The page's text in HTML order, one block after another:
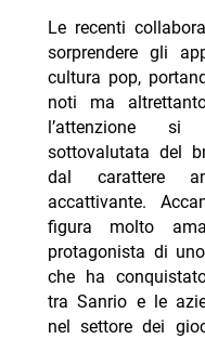
-- Scopri di più da
-- RispondiAnnulla
- Delitti del BarLume
- Ascolti TV 6 agosto
- Un’estate ai
- Mbappé ed Ester
- Marco Bocci 48
Chiatti
Le recenti
sorprendere gli
cultura pop,
noti ma
l’attenzione si
sottovalutata del
dal carattere
accattivante.
figura molto
protagonista di
che ha
tra Sanrio e le
nel settore dei